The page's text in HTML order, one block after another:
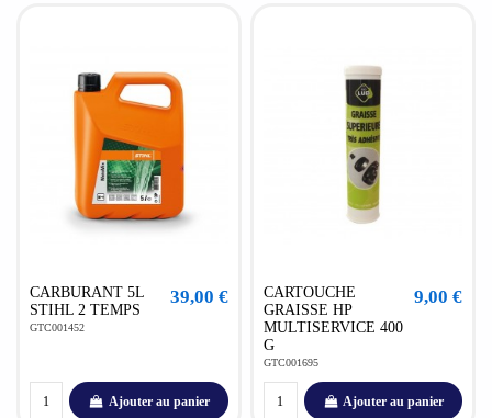
CARBURANT 5L
STIHL 2 TEMPS
GTC001452
39,00 €
Ajouter au panier
CARTOUCHE
GRAISSE HP
MULTISERVICE 400
G
GTC001695
9,00 €
Ajouter au panier